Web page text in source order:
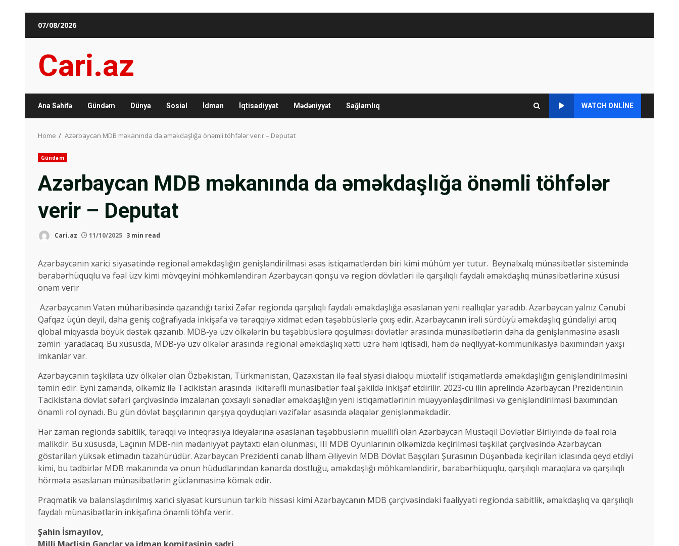
07/08/2026
Cari.az
Ana Səhifə Gündəm Dünya Sosial İdman İqtisadiyyat Mədəniyyət Sağlamlıq WATCH ONLINE
Home Azərbaycan MDB məkanında da əməkdaşlığa önəmli töhfələr verir – Deputat
Gündəm
Azərbaycan MDB məkanında da əməkdaşlığa önəmli töhfələr
verir – Deputat
Cari.az 11/10/2025 3 min read
Azərbaycanın xarici siyasətində regional əməkdaşlığın genişləndirilməsi əsas istiqamətlərdən biri kimi mühüm yer tutur. Beynəlxalq münasibətlər sistemində
bərabərhüquqlu və fəal üzv kimi mövqeyini möhkəmləndirən Azərbaycan qonşu və region dövlətləri ilə qarşılıqlı faydalı əməkdaşlıq münasibətlərinə xüsusi
önəm verir
Azərbaycanın Vətən müharibəsində qazandığı tarixi Zəfər regionda qarşılıqlı faydalı əməkdaşlığa əsaslanan yeni reallıqlar yaradıb. Azərbaycan yalnız Cənubi
Qafqaz üçün deyil, daha geniş coğrafiyada inkişafa və tərəqqiyə xidmət edən təşəbbüslərlə çıxış edir. Azərbaycanın irəli sürdüyü əməkdaşlıq gündəliyi artıq
qlobal miqyasda böyük dəstək qazanıb. MDB-yə üzv ölkələrin bu təşəbbüslərə qoşulması dövlətlər arasında münasibətlərin daha da genişlənməsinə əsaslı
zəmin yaradacaq. Bu xüsusda, MDB-yə üzv ölkələr arasında regional əməkdaşlıq xətti üzrə həm iqtisadi, həm də nəqliyyat-kommunikasiya baxımından yaxşı
imkanlar var.
Azərbaycanın təşkilata üzv ölkələr olan Özbəkistan, Türkmənistan, Qazaxıstan ilə fəal siyasi dialoqu müxtəlif istiqamətlərdə əməkdaşlığın genişləndirilməsini
təmin edir. Eyni zamanda, ölkəmiz ilə Tacikistan arasında ikitərəfli münasibətlər fəal şəkildə inkişaf etdirilir. 2023-cü ilin aprelində Azərbaycan Prezidentinin
Tacikistana dövlət səfəri çərçivəsində imzalanan çoxsaylı sənədlər əməkdaşlığın yeni istiqamətlərinin müəyyənləşdirilməsi və genişləndirilməsi baxımından
önəmli rol oynadı. Bu gün dövlət başçılarının qarşıya qoyduqları vəzifələr əsasında əlaqələr genişlənməkdədir.
Hər zaman regionda sabitlik, tərəqqi və inteqrasiya ideyalarına əsaslanan təşəbbüslərin müəllifi olan Azərbaycan Müstəqil Dövlətlər Birliyində də fəal rola
malikdir. Bu xüsusda, Laçının MDB-nin mədəniyyət paytaxtı elan olunması, III MDB Oyunlarının ölkəmizdə keçirilməsi təşkilat çərçivəsində Azərbaycan
göstərilən yüksək etimadın təzahürüdür. Azərbaycan Prezidenti cənab İlham Əliyevin MDB Dövlət Başçıları Şurasının Düşənbədə keçirilən iclasında qeyd etdiyi
kimi, bu tədbirlər MDB məkanında və onun hüdudlarından kənarda dostluğu, əməkdaşlığı möhkəmləndirir, bərabərhüquqlu, qarşılıqlı maraqlara və qarşılıqlı
hörmətə əsaslanan münasibətlərin güclənməsinə kömək edir.
Praqmatik və balanslaşdırılmış xarici siyasət kursunun tərkib hissəsi kimi Azərbaycanın MDB çərçivəsindəki fəaliyyəti regionda sabitlik, əməkdaşlıq və qarşılıqlı
faydalı münasibətlərin inkişafına önəmli töhfə verir.
Şahin İsmayılov,